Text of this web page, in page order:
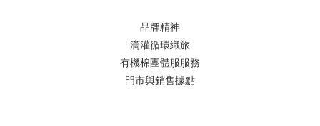
品牌精神
滴灌循環織旅
有機棉團體服服務
門市與銷售據點